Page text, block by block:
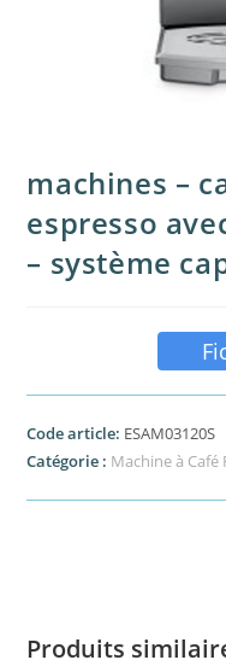
machines –
espresso
– système
Code article: ESAM03120S
Catégorie : Machine à Café
Produits